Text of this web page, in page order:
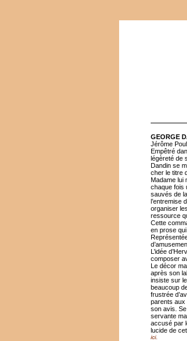
GEORGE
Jérôme
Empêtré
légèreté de
Dandin se
cher le titre
Madame lui
chaque fois
sauvés de
l’entremise
organiser
ressource
Cette
en prose
L’idée
composer
Le décor
après son
insiste sur
beaucoup
frustrée
parents aux
son avis.
servante
accusé par
lucide de
ici.